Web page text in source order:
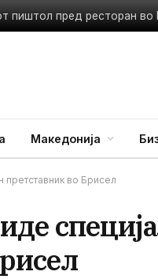
пиштол пред ресторан во
Македонија
во Брисел